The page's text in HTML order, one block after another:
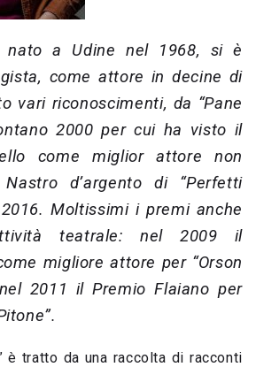
nato a Udine nel 1968, si è
come attore in decine di
vari riconoscimenti, da “Pane
2000 per cui ha visto il
come miglior attore non
d’argento di “Perfetti
Moltissimi i premi anche
teatrale: nel 2009 il
migliore attore per “Orson
2011 il Premio Flaiano per
è tratto da una raccolta di racconti